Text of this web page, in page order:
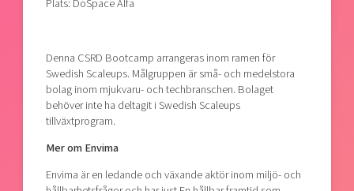
Plats: DoSpace Alfa
Denna CSRD Bootcamp arrangeras inom ramen för
Swedish Scaleups. Målgruppen är små- och medelstora
bolag inom mjukvaru- och techbranschen. Bolaget
behöver inte ha deltagit i Swedish Scaleups
tillväxtprogram.
Mer om Envima
Envima är en ledande och växande aktör inom miljö- och